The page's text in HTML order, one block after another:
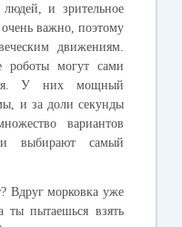
людей ,и зрительное
очень важно, поэтому
движениям.
роботы могут
сами
.У них
мощный
и за доли секунды
вариантов
и выбирают
самый
? Вдруг морковка уже
ты пытаешься взять